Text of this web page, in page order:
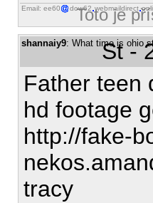
Email: ee60 dow62 webmaildirect
Toto je
shannaiy9: What time is ohio
St -
Father teen
hd footage
http://fake-
tracy